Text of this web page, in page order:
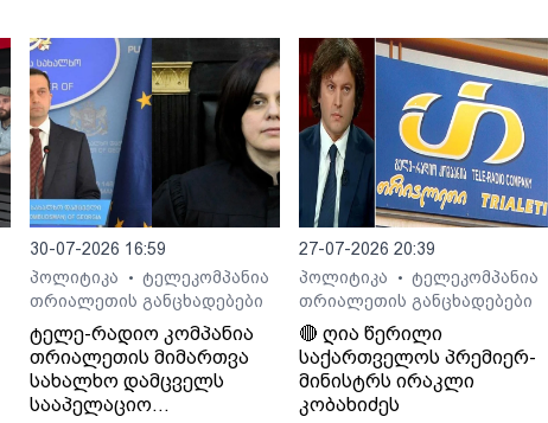
30-07-2026 16:59
პოლიტიკა
• ტელეკომპანია
თრიალეთის განცხადებები
ტელე-რადიო კომპანია
თრიალეთის მიმართვა
სახალხო დამცველს
სააპელაციო
27-07-2026 20:39
პოლიტიკა
• ტელეკომპანია
თრიალეთის განცხადებები
🔴 ღია წერილი
საქართველოს პრემიერ-
მინისტრს ირაკლი
კობახიძეს